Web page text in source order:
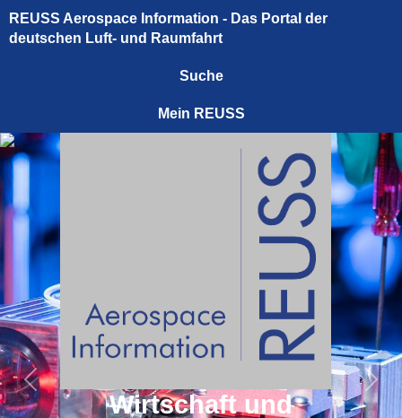
REUSS Aerospace Information - Das Portal der
deutschen Luft- und Raumfahrt
Suche
Mein REUSS
Wirtschaft und
Previous Next